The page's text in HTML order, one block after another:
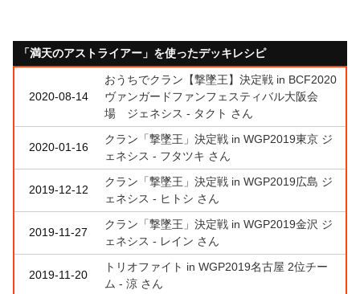
「満天のアストライアー」を使ったデッキレシピ
2020-08-14
おうちでクラン【撃墜王】決定戦 in BCF2020
ヴァンガードファンフェスティバル大阪会
場 ジェネシス - タクト さん
2020-01-16
クラン「撃墜王」決定戦 in WGP2019東京 ジ
ェネシス - フタツキ さん
2019-12-12
クラン「撃墜王」決定戦 in WGP2019広島 ジ
ェネシス - ヒトシ さん
2019-11-27
クラン「撃墜王」決定戦 in WGP2019金沢 ジ
ェネシス - レイン さん
2019-11-20
トリオファイト in WGP2019名古屋 2位チー
ム - 涼 さん